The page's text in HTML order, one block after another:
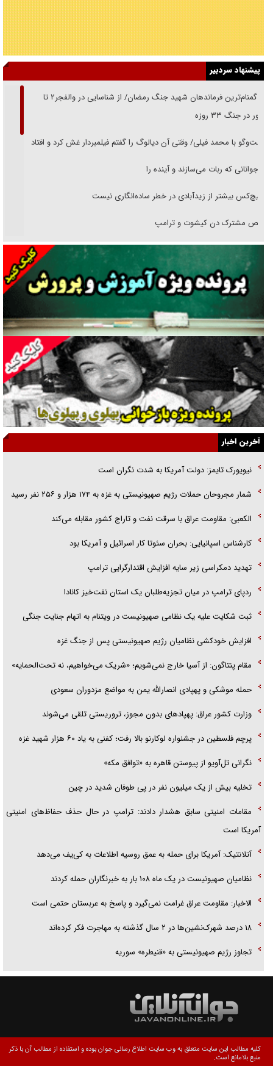
پیشنهاد سردبیر
از گمنام‌ترین فرماندهان شهید جنگ رمضان/ از شناسایی در والفجر۲ تا
حضور در جنگ ۳۳ روزه
گفت‌وگو با محمد فیلی/ وقتی آن دیالوگ را گفتم فیلمبردار غش کرد و افتاد
نوجوانانی که ربات می‌سازند و آینده را
هیچ‌کس بیشتر از زیدآبادی در خطر ساده‌انگاری نیست
رقص مشترک دن کیشوت و ترامپ
دنده دولت به واگذاری مسئله‌دار ایران‌خودرو/ خصوصی‌سازی یا انحصار؟
غریزه‌ی بقا و آقای باقی و رفقا
جراحی‌های زیبایی با مدرک فوق‌دیپلم! + گفت‌وگو با متهم
گفت‌وگو با همسر یکی از شهدای جنگ رمضان/ پیکر بی‌سر شهید را از
انگشت‌های پا شناسایی کردیم
نسلی که آنلاین الگو می‌گیرد
گفت‌وگو با آیت‌الله جاودان/ جفای مخالفان مکانت معنوی رهبر شهید را
ارتقا می‌داد
راننده مست به قانون می‌خندد
همه آقای دوربینی شده‌ایم!
قصه ناتمام سرویس مدارس
آیا مقاومت فلسطین خلع‌سلاح می‌شود؟
آخرین اخبار
نیویورک تایمز: دولت آمریکا به شدت نگران است
شمار مجروحان حملات رژیم صهیونیستی به غزه به ۱۷۴ هزار و ۲۵۶ نفر رسید
الکعبی: مقاومت عراق با سرقت نفت و تاراج کشور مقابله می‌کند
کارشناس اسپانیایی: بحران سئوتا کار اسرائیل و آمریکا بود
تهدید دمکراسی زیر سایه افزایش اقتدارگرایی ترامپ
ردپای ترامپ در میان تجزیه‌طلبان یک استان نفت‌خیز کانادا
ثبت شکایت علیه یک نظامی صهیونیست در ویتنام به اتهام جنایت جنگی
افزایش خودکشی نظامیان رژیم صهیونیستی پس از جنگ غزه
مقام پنتاگون: از آسیا خارج نمی‌شویم؛ «شریک می‌خواهیم، نه تحت‌الحمایه»
حمله موشکی و پهپادی انصارالله یمن به مواضع مزدوران سعودی
وزارت کشور عراق: پهپادهای بدون مجوز، تروریستی تلقی می‌شوند
پرچم فلسطین در جشنواره لوکارنو بالا رفت؛ کفنی به یاد ۶۰ هزار شهید غزه
نگرانی تل‌آویو از پیوستن قاهره به «توافق مکه»
تخلیه بیش از یک میلیون نفر در پی طوفان شدید در چین
مقامات امنیتی سابق هشدار دادند: ترامپ در حال حذف حفاظ‌های امنیتی
آمریکا است
آتلانتیک: آمریکا برای حمله به عمق روسیه اطلاعات به کی‌یف می‌دهد
نظامیان صهیونیست در یک ماه ۱۰۸ بار به خبرنگاران حمله کردند
الاخبار: مقاومت عراق غرامت نمی‌گیرد و پاسخ به عربستان حتمی است
۱۸ درصد شهرک‌نشین‌ها در ۲ سال گذشته به مهاجرت فکر کرده‌اند
تجاوز رژیم صهیونیستی به «قنیطره» سوریه
کلیه مطالب این سایت متعلق به وب سایت اطلاع رسانی جوان بوده و استفاده از مطالب آن با ذکر
منبع بلامانع است.